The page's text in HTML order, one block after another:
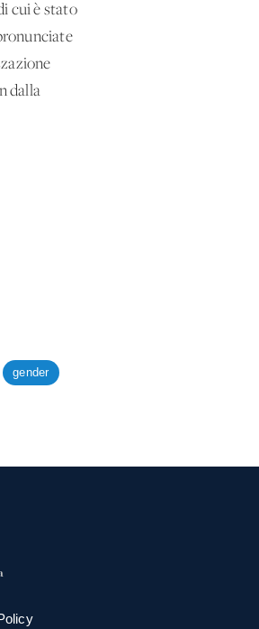
cui è stato
dalla
gender